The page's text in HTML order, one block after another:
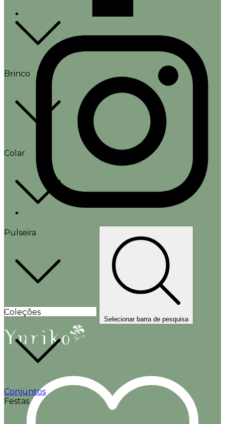
Brinco
Colar
Pulseira
Coleções
Conjuntos
Festas
Selecionar barra de pesquisa